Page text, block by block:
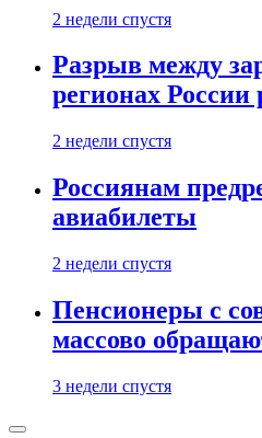
2 недели спустя
Разрыв между
регионах
2 недели спустя
Россиянам
авиабилеты
2 недели спустя
Пенсионеры с
массово
3 недели спустя